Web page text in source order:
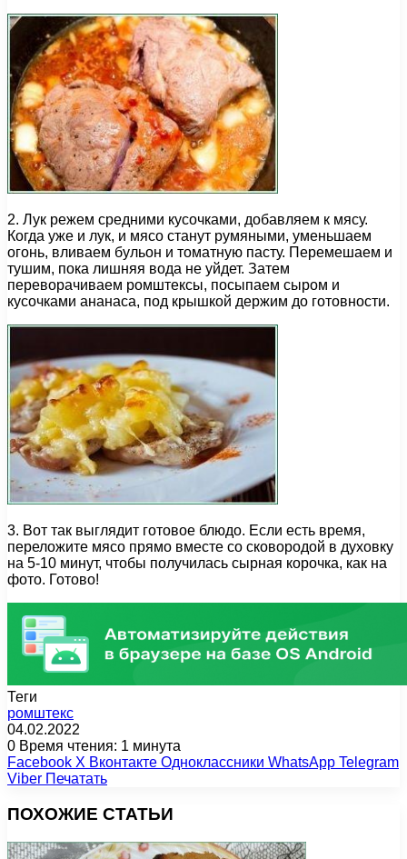
2. Лук режем средними кусочками, добавляем к мясу.
Когда уже и лук, и мясо станут румяными, уменьшаем
огонь, вливаем бульон и томатную пасту. Перемешаем и
тушим, пока лишняя вода не уйдет. Затем
переворачиваем ромштексы, посыпаем сыром и
кусочками ананаса, под крышкой держим до готовности.
3. Вот так выглядит готовое блюдо. Если есть время,
переложите мясо прямо вместе со сковородой в духовку
на 5-10 минут, чтобы получилась сырная корочка, как на
фото. Готово!
Теги
ромштекс
04.02.2022
0 Время чтения: 1 минута
Facebook X Вконтакте Одноклассники WhatsApp Telegram
Viber Печатать
ПОХОЖИЕ СТАТЬИ